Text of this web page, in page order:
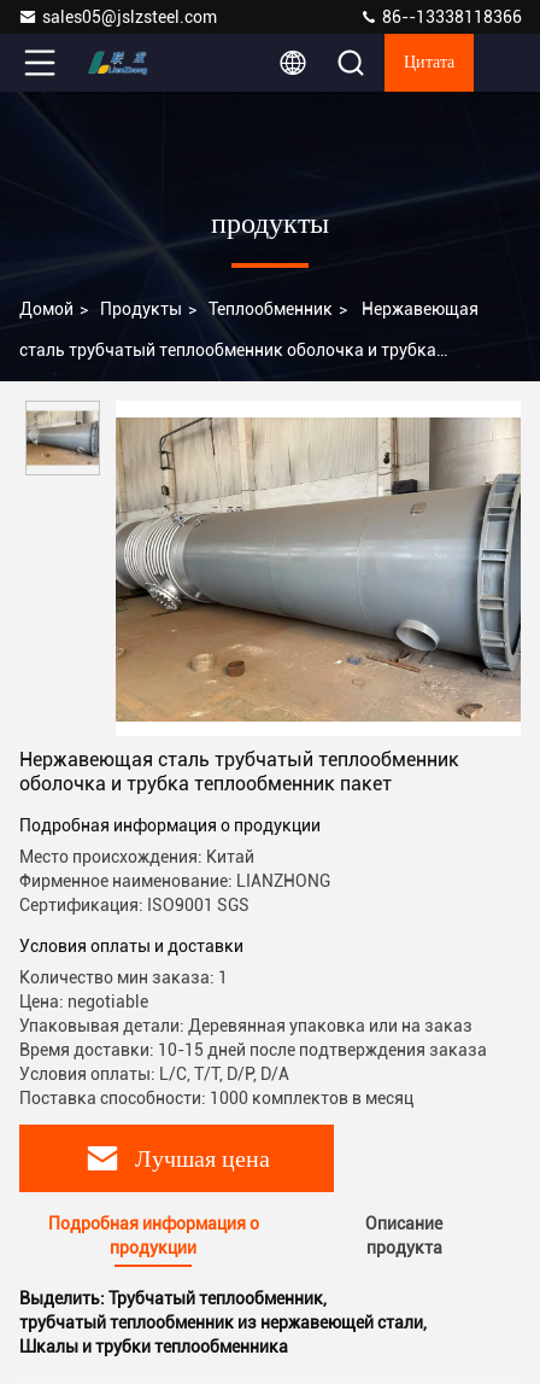
sales05@jslzsteel.com 86--13338118366
Цитата
продукты
Домой > Продукты > Теплообменник > Нержавеющая
сталь трубчатый теплообменник оболочка и трубка
Нержавеющая сталь трубчатый теплообменник
оболочка и трубка теплообменник пакет
Подробная информация о продукции
Место происхождения: Китай
Фирменное наименование: LIANZHONG
Сертификация: ISO9001 SGS
Условия оплаты и доставки
Количество мин заказа: 1
Цена: negotiable
Упаковывая детали: Деревянная упаковка или на заказ
Время доставки: 10-15 дней после подтверждения заказа
Условия оплаты: L/C, T/T, D/P, D/A
Поставка способности: 1000 комплектов в месяц
Лучшая цена
Подробная информация о
продукции
Описание
продукта
Выделить: Трубчатый теплообменник,
трубчатый теплообменник из нержавеющей стали,
Шкалы и трубки теплообменника